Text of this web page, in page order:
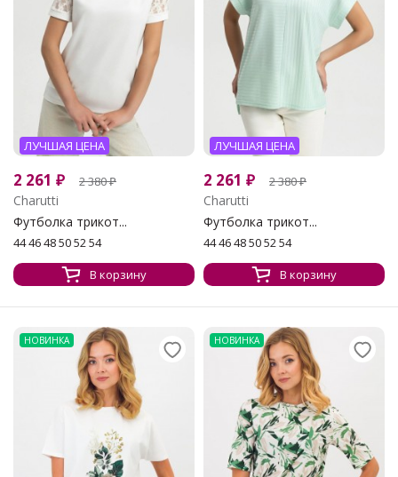
ЛУЧШАЯ ЦЕНА
2 261 ₽ 2 380₽
Charutti
Футболка трикот...
44 46 48 50 52 54
В корзину
ЛУЧШАЯ ЦЕНА
2 261 ₽ 2 380₽
Charutti
Футболка трикот...
44 46 48 50 52 54
В корзину
НОВИНКА НОВИНКА